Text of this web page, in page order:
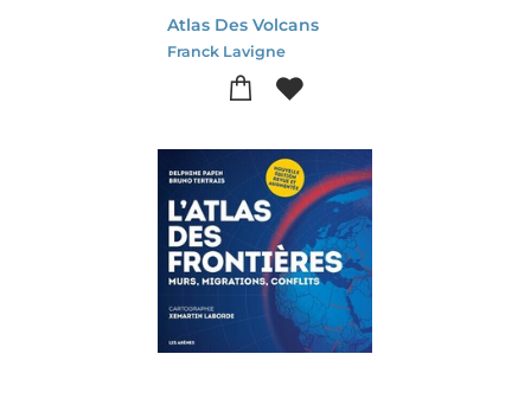
Atlas Des Volcans
Franck Lavigne